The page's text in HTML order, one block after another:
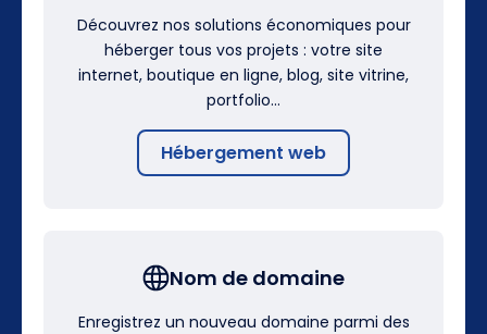
Découvrez nos solutions économiques pour
héberger tous vos projets : votre site
internet, boutique en ligne, blog, site vitrine,
portfolio…
Hébergement web
Nom de domaine
Enregistrez un nouveau domaine parmi des